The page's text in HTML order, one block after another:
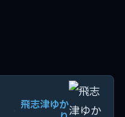
飛志津ゆか